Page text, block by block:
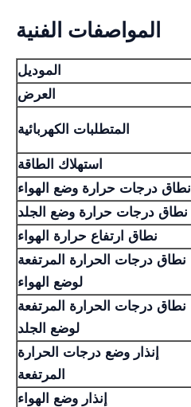
المواصفات الفنية
الموديل
العرض
المتطلبات الكهربائية
استهلاك الطاقة
نطاق درجات حرارة وضع الهواء
نطاق درجات حرارة وضع الجلد
نطاق ارتفاع حرارة الهواء
نطاق درجات الحرارة المرتفعة
لوضع الهواء
نطاق درجات الحرارة المرتفعة
لوضع الجلد
إنذار وضع درجات الحرارة
المرتفعة
إنذار وضع الهواء